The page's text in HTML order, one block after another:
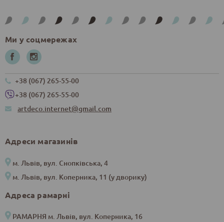
Ми у соцмережах
+38 (067) 265-55-00
+38 (067) 265-55-00
artdeco.internet@gmail.com
Адреси магазинів
м. Львів, вул. Снопківська, 4
м. Львів, вул. Коперника, 11 (у дворику)
Адреса рамарні
РАМАРНЯ м. Львів, вул. Коперника, 16